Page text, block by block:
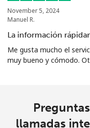
November 5, 2024
Manuel R.
La información
Me gusta mucho el
muy bueno y cómodo.
llamadas